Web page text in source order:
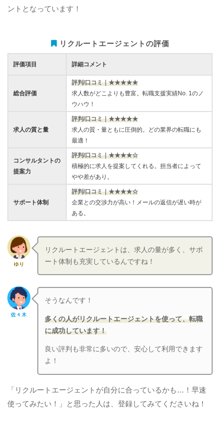
ントとなっています！
リクルートエージェントの評価
評価項目 詳細コメント
総合評価
評判/口コミ｜★★★★★
求人数がどこよりも豊富。転職支援実績No. 1のノ
ウハウ！
求人の質と量
評判/口コミ｜★★★★★
求人の質・量ともに圧倒的。どの業界の転職にも
最適！
コンサルタントの
提案力
評判/口コミ｜★★★★☆
積極的に求人を提案してくれる。担当者によって
やや差があり。
サポート体制
評判/口コミ｜★★★★☆
企業との交渉力が高い！メールの返信が遅い時が
ある。
ゆり
リクルートエージェントは、求人の量が多く、サポ
ート体制も充実しているんですね！
佐々木
そうなんです！
多くの人がリクルートエージェントを使って、転職
に成功しています！
良い評判も非常に多いので、安心して利用できます
よ！
「リクルートエージェントが自分に合っているかも…！早速
使ってみたい！」と思った人は、登録してみてくださいね！